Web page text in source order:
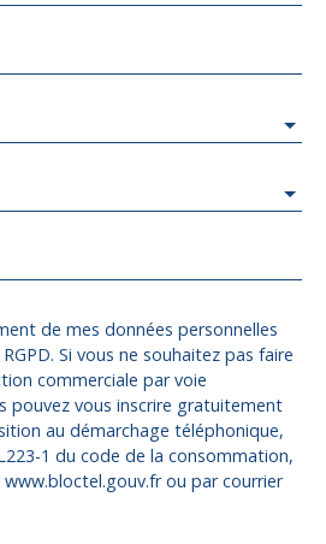
de mes données personnelles
Si vous ne souhaitez pas faire
commerciale par voie
pouvez vous inscrire gratuitement
au démarchage téléphonique,
1 du code de la consommation,
ou par courrier